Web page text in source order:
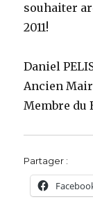
souhaiter
2011!
Daniel
Ancien
Membre du
Partager :